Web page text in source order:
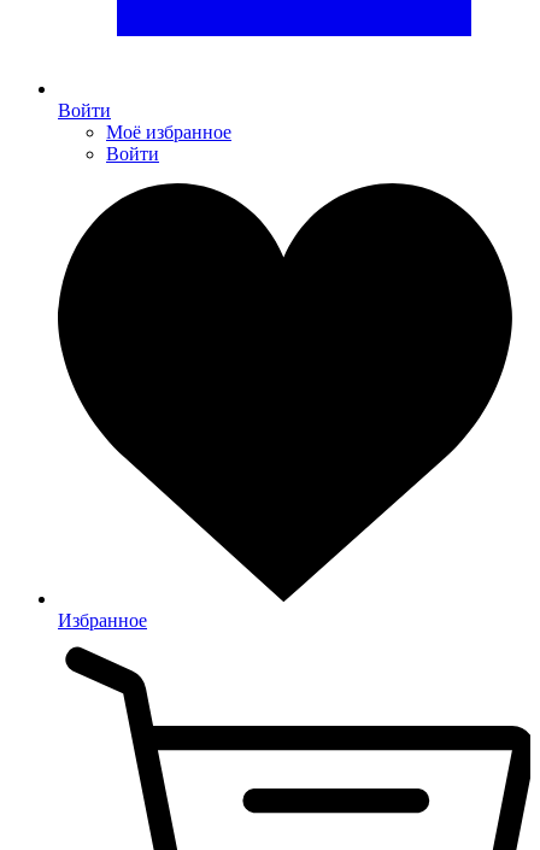
Войти
Моё избранное
Войти
Избранное